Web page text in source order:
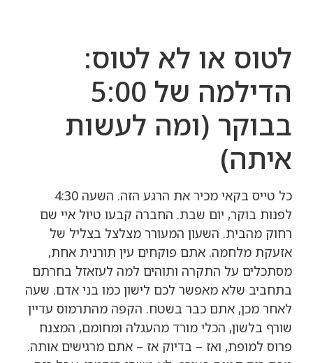
לטוס או לא לטוס:
הדילמה של 5:00
בבוקר (ומה לעשות
איתה)
כל טייס בקאי מכיר את הרגע הזה. השעה 4:30
לפנות בוקר, יום שבת. החברה קבעו טיול איי שם
רחוק מהבית. השעון המעורר מצלצל בצליל של
אזעקת מלחמה. אתם פוקחים עין תורנית אחת,
מסתכלים על התקרה ותוהים למה לעזאזל בחרתם
בתחביב שלא מאפשר לכם לישון כמו בני אדם. שעה
לאחר מכן, אתם כבר בשטח. הקפה מהתרמוס עדיין
שורף בלשון, הכלי מורד מהעגלה ומחומם, המצנח
פרוס למופת, ואז – בדיוק אז – אתם מרגישים אותה.